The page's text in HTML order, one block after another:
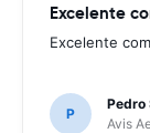
Excelente
Excelente
P
Pedro
Avis